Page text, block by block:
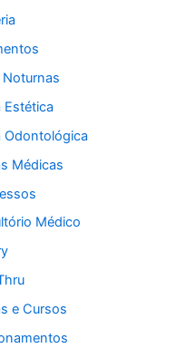
Estética
Odontológica
Médicas
Médico
e Cursos